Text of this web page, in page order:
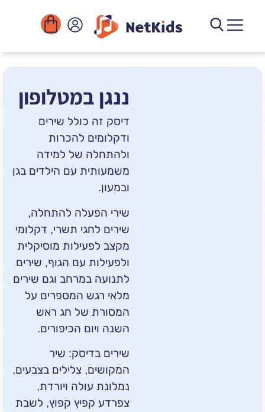
ננגן במטלופון
דיסק זה כולל שירים
ודקלומים להכרות
ולהתחלה של למידה
משמעותית עם הילדים בגן
שירי הפעלה להתחלה,
שירים לחגי תשרי, דקלומי
מקצב לפעילות מוסיקלית
ולפעילות עם הגוף, שירים
לתנועה במרחב וגם שירים
מלאי רגש המספרים על
המסורת של חג ראש
השנה ויום הכיפורים.
שירים בדיסק: שיר
המקושים, צלילים בצבעים,
נמלונת עולה ויורדת,
צפרדע קפיץ קפוץ, לשבת